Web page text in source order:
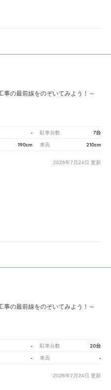
事の最前線をのぞいてみよう！～
- 駐車台数 7台
190cm 車高 210cm
2026年7月24日 更新
事の最前線をのぞいてみよう！～
- 駐車台数 20台
- 車高 -
2026年7月24日 更新